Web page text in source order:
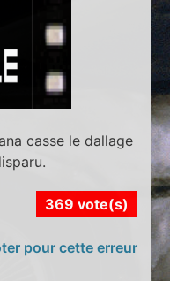
casse le dallage
369 vote(s)
pour cette erreur